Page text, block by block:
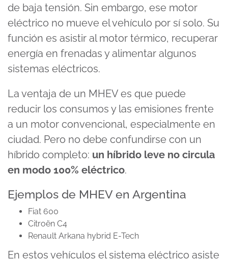
de baja tensión. Sin embargo, ese motor
eléctrico no mueve el vehículo por sí solo. Su
función es asistir al motor térmico, recuperar
energía en frenadas y alimentar algunos
sistemas eléctricos.
La ventaja de un MHEV es que puede
reducir los consumos y las emisiones frente
a un motor convencional, especialmente en
ciudad. Pero no debe confundirse con un
híbrido completo: un híbrido leve no circula
en modo 100% eléctrico.
Ejemplos de MHEV en Argentina
Fiat 600
Citroën C4
Renault Arkana hybrid E-Tech
En estos vehículos el sistema eléctrico asiste